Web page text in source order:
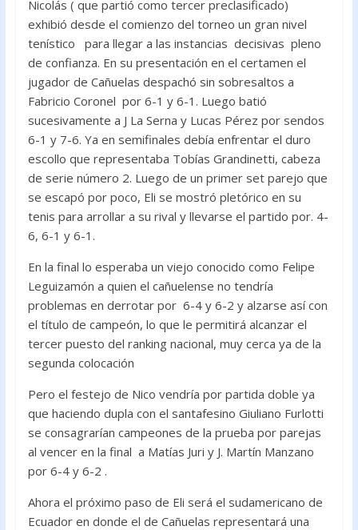
Nicolás ( que partió como tercer preclasificado)
exhibió desde el comienzo del torneo un gran nivel
tenístico para llegar a las instancias decisivas pleno
de confianza. En su presentación en el certamen el
jugador de Cañuelas despachó sin sobresaltos a
Fabricio Coronel por 6-1 y 6-1. Luego batió
sucesivamente a J La Serna y Lucas Pérez por sendos
6-1 y 7-6. Ya en semifinales debía enfrentar el duro
escollo que representaba Tobías Grandinetti, cabeza
de serie número 2. Luego de un primer set parejo que
se escapó por poco, Eli se mostró pletórico en su
tenis para arrollar a su rival y llevarse el partido por. 4-
6, 6-1 y 6-1.
En la final lo esperaba un viejo conocido como Felipe
Leguizamón a quien el cañuelense no tendría
problemas en derrotar por 6-4 y 6-2 y alzarse así con
el título de campeón, lo que le permitirá alcanzar el
tercer puesto del ranking nacional, muy cerca ya de la
segunda colocación
Pero el festejo de Nico vendría por partida doble ya
que haciendo dupla con el santafesino Giuliano Furlotti
se consagrarían campeones de la prueba por parejas
al vencer en la final a Matías Juri y J. Martín Manzano
por 6-4 y 6-2 .
Ahora el próximo paso de Eli será el sudamericano de
Ecuador en donde el de Cañuelas representará una